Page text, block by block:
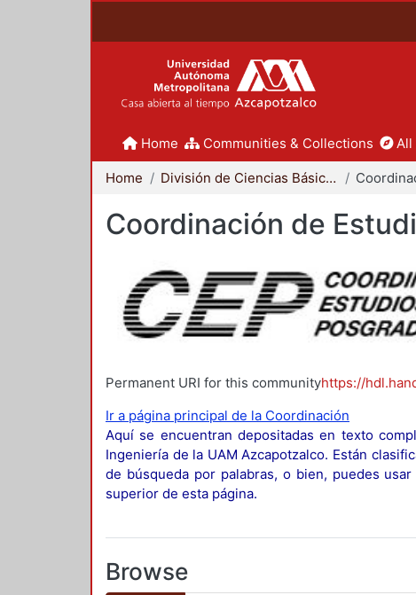
Home Communities & Collections All
Home División de Ciencias Básicas e Ingeniería
Coordinación de
Permanent URI for this communityhttps://
Ir a página principal de la Coordinación
Aquí se encuentran depositadas en texto
Ingeniería de la UAM Azcapotzalco. Están
de búsqueda por palabras, o bien, puedes
superior de esta página.
Browse